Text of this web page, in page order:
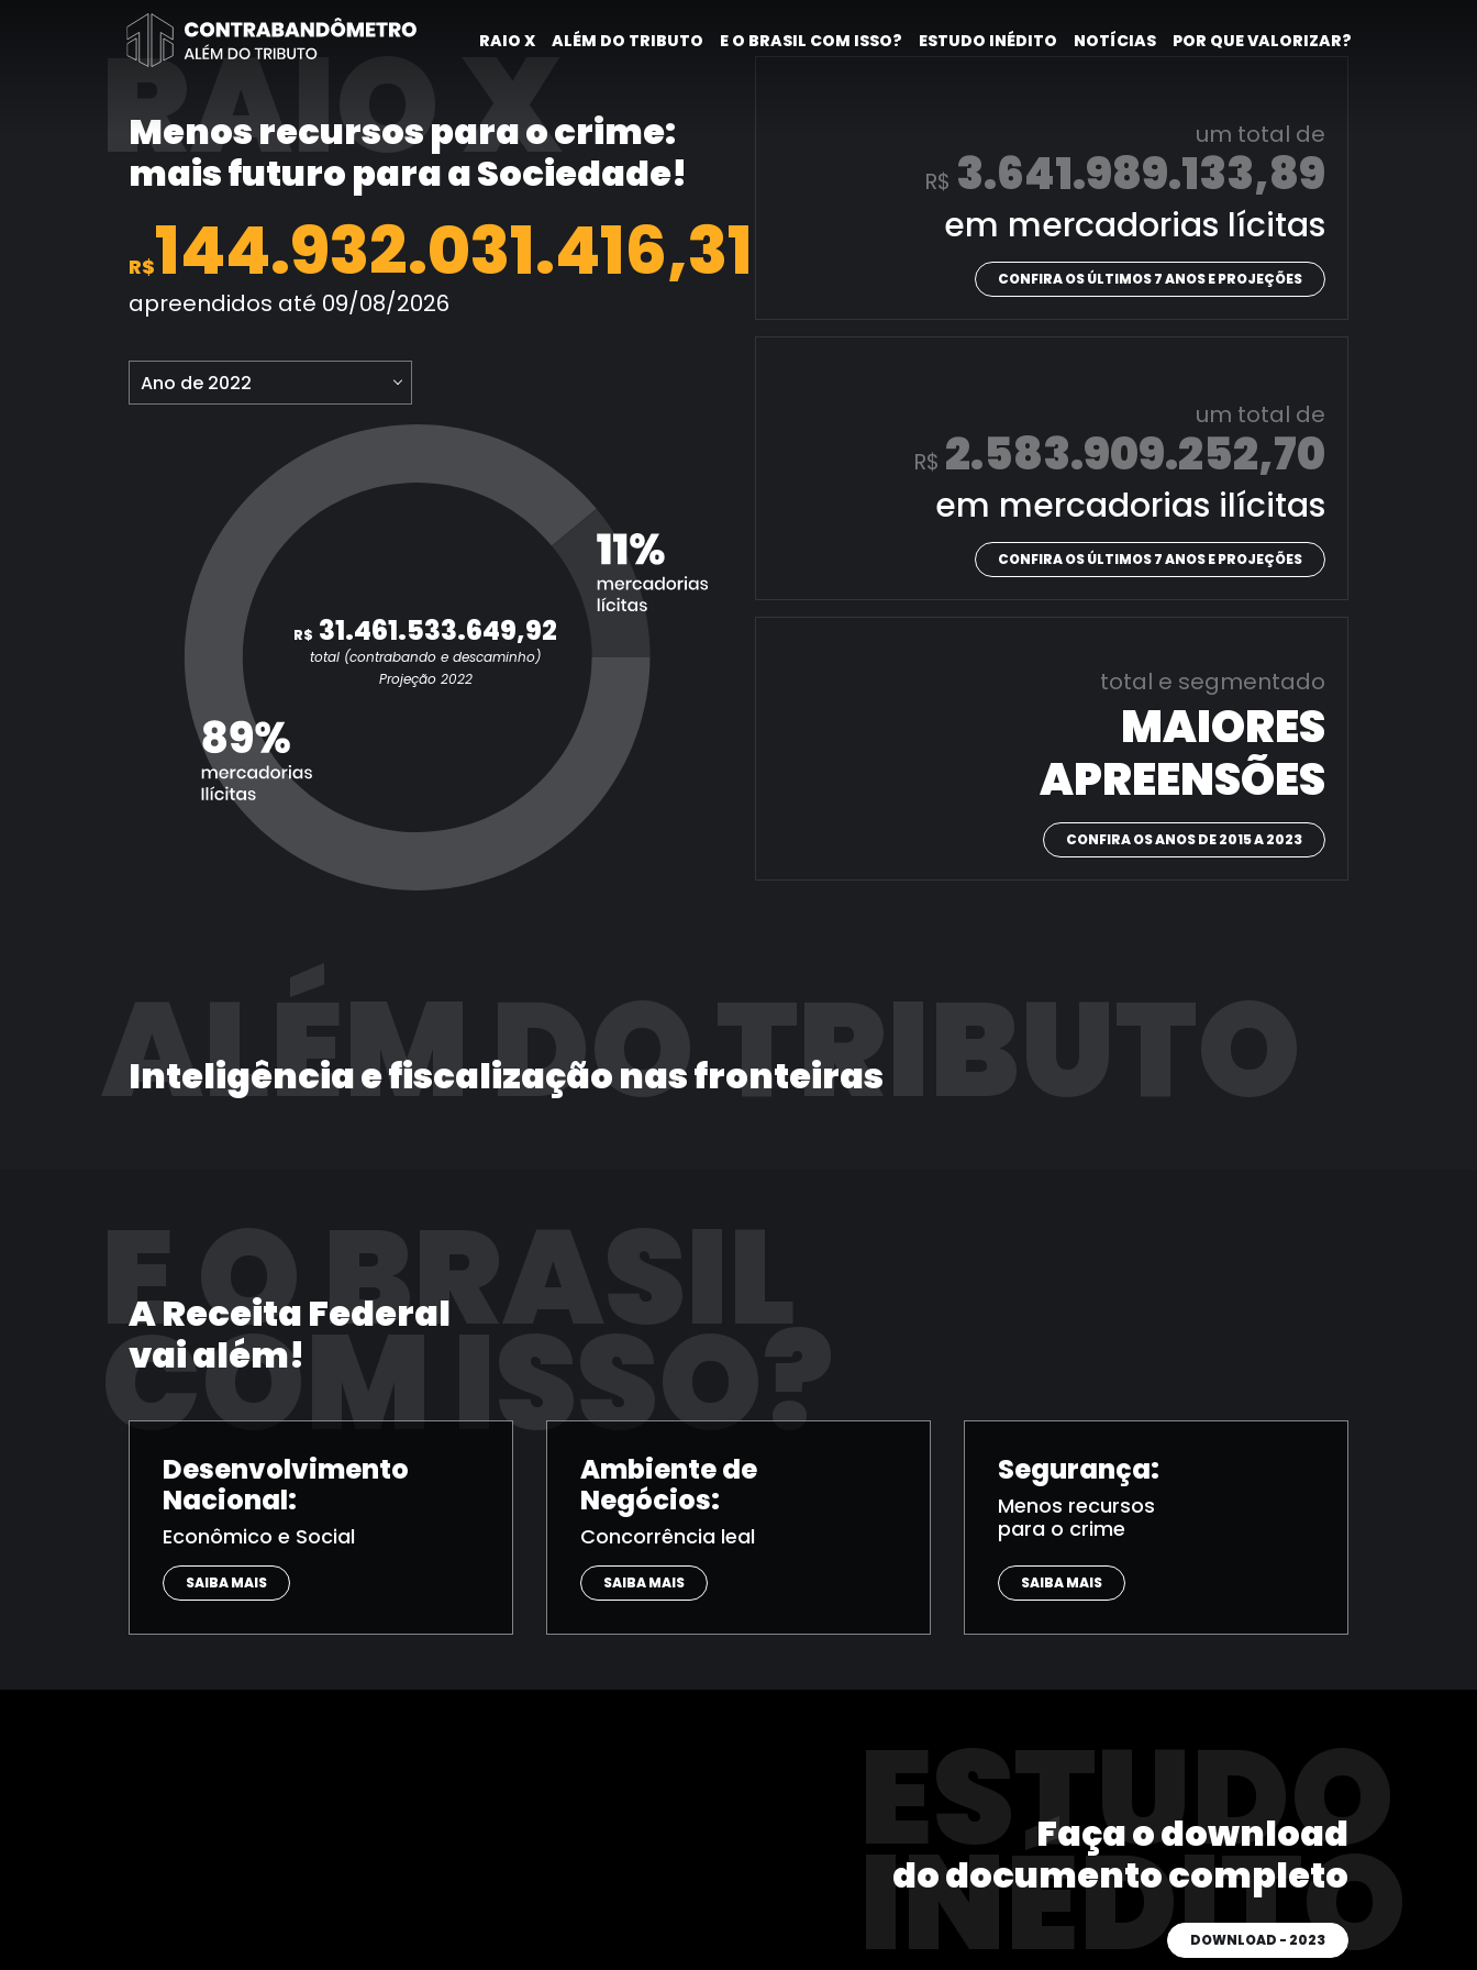
RAIO X ALÉM DO TRIBUTO E O BRASIL COM ISSO? ESTUDO INÉDITO NOTÍCIAS POR QUE VALORIZAR?
RAIO X
Menos recursos para o crime:
mais futuro para a Sociedade!
R$144.932.032.164,54
apreendidos até 09/08/2026
Ano de 2022
R$ 31.461.533.649,92
total (contrabando e descaminho)
Projeção 2022
um total de
R$ 3.641.989.133,89
em mercadorias lícitas
CONFIRA OS ÚLTIMOS 7 ANOS E PROJEÇÕES
um total de
R$ 2.583.909.252,70
em mercadorias ilícitas
CONFIRA OS ÚLTIMOS 7 ANOS E PROJEÇÕES
total e segmentado
MAIORES
APREENSÕES
CONFIRA OS ANOS DE 2015 A 2023
ALÉM DO TRIBUTO
Inteligência e fiscalização nas fronteiras
E O BRASIL
COM ISSO?
A Receita Federal
vai além!
Desenvolvimento
Nacional:
Econômico e Social
SAIBA MAIS
Ambiente de
Negócios:
Concorrência leal
SAIBA MAIS
Segurança:
Menos recursos
para o crime
SAIBA MAIS
ESTUDO
INÉDITO
Faça o download
do documento completo
DOWNLOAD - 2023